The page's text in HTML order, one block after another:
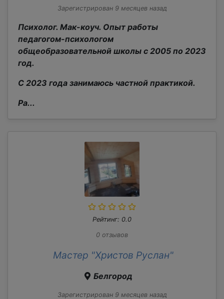
Зарегистрирован 9 месяцев назад
Психолог. Мак-коуч. Опыт работы
педагогом-психологом
общеобразовательной школы с 2005 по 2023
год.
С 2023 года занимаюсь частной практикой.
Ра...
Рейтинг: 0.0
0 отзывов
Мастер "Христов Руслан"
Белгород
Зарегистрирован 9 месяцев назад